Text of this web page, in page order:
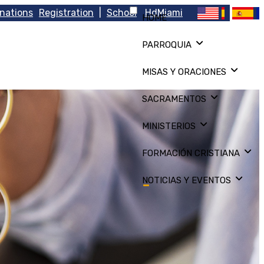
Registration School HdMiami
HOME
PARROQUIA
MISAS Y ORACIONES
SACRAMENTOS
MINISTERIOS
FORMACIÓN CRISTIANA
NOTICIAS Y EVENTOS